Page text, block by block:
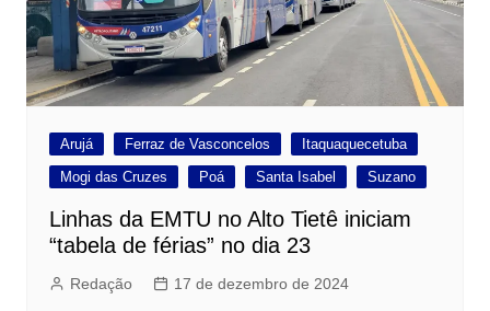
Arujá Ferraz de Vasconcelos
Itaquaquecetuba
Mogi das Cruzes
Poá Santa Isabel Suzano
Linhas da EMTU no Alto Tietê iniciam
“tabela de férias” no dia 23
Redação 17 de dezembro de 2024